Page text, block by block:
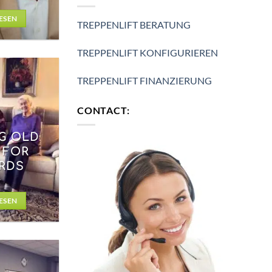
OLD
TREPPENLIFT BERATUNG
TREPPENLIFT KONFIGURIEREN
TREPPENLIFT FINANZIERUNG
CONTACT: